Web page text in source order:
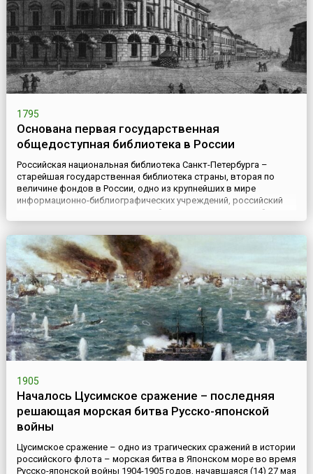
1795
Основана первая государственная
общедоступная библиотека в России
Российская национальная библиотека Санкт-Петербурга –
старейшая государственная библиотека страны, вторая по
величине фондов в России, одно из крупнейших в мире
информационно-библиографических учреждений, российский
центр научно-исследовательской и научно-методической
работы в области библиотековедения, библиографии и
книговедения. (16) 27 мая 1795 года Указом императрицы
Екатерины II была соз...
1905
Началось Цусимское сражение – последняя
решающая морская битва Русско-японской
войны
Цусимское сражение – одно из трагических сражений в истории
российского флота – морская битва в Японском море во время
Русско-японской войны 1904-1905 годов, начавшаяся (14) 27 мая